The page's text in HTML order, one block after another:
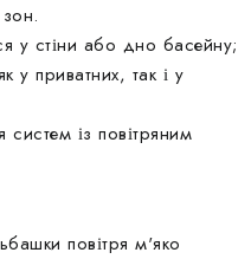
у стіни або дно басейну;
у приватних, так і у
систем із повітряним
повітря м'яко